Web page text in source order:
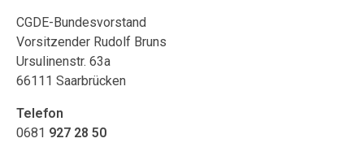
CGDE-Bundesvorstand
Vorsitzender Rudolf Bruns
Ursulinenstr. 63a
66111 Saarbrücken
Telefon
0681 927 28 50